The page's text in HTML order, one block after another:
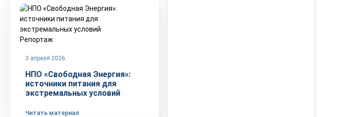
Репортаж
3 апреля 2026
НПО «Свободная Энергия»:
источники питания для
экстремальных условий
Читать материал